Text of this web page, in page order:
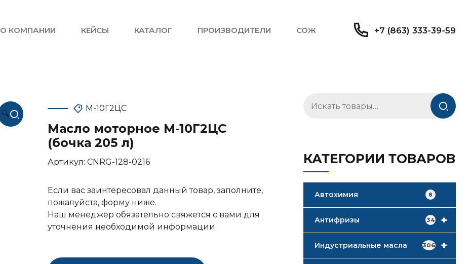
+7 (863) 333-39-59
О КОМПАНИИ КЕЙСЫ КАТАЛОГ ПРОИЗВОДИТЕЛИ СОЖ
🔍
М-10Г2ЦС
Масло моторное М-10Г2ЦС
(бочка 205 л)
Артикул: CNRG-128-0216
Если вас заинтересовал данный товар, заполните,
пожалуйста, форму ниже.
Наш менеджер обязательно свяжется с вами для
уточнения необходимой информации.
КАТЕГОРИИ ТОВАРОВ
Автохимия 8
+
Антифризы 34
+
Индустриальные масла 306